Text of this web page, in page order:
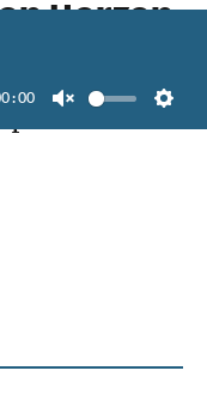
Unmute
Herzen
stellen
an